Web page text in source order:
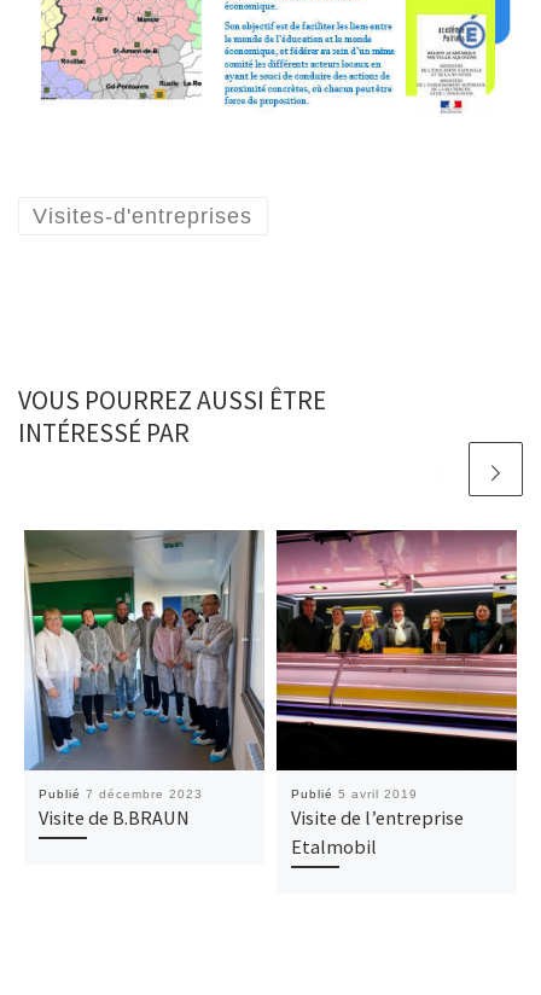
Visites-d'entreprises
VOUS POURREZ AUSSI ÊTRE
INTÉRESSÉ PAR
Publié 7 décembre 2023
Visite de B.BRAUN
Publié 5 avril 2019
Visite de l’entreprise
Etalmobil